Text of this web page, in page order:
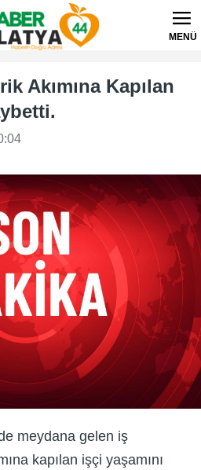
MENÜ
Akımına Kapılan
meydana gelen iş
kapılan işçi yaşamını